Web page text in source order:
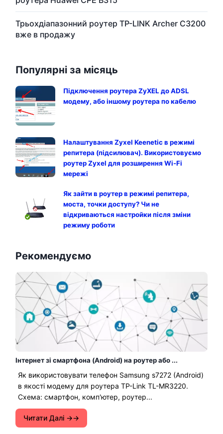
Трьохдіапазонний роутер TP-LINK Archer C3200
вже в продажу
Популярні за місяць
Підключення роутера ZyXEL до ADSL
модему, або іншому роутера по кабелю
Налаштування Zyxel Keenetic в режимі
репитера (підсилювач). Використовуємо
роутер Zyxel для розширення Wi-Fi
мережі
Як зайти в роутер в режимі репитера,
моста, точки доступу? Чи не
відкриваються настройки після зміни
режиму роботи
Рекомендуємо
Інтернет зі смартфона (Android) на роутер або ...
Як використовувати телефон Samsung s7272 (Android)
в якості модему для роутера TP-Link TL-MR3220.
Схема: смартфон, комп'ютер, роутер...
Читати Далі →